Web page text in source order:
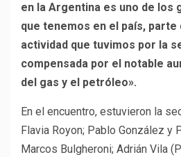
en la Argentina es uno de los
que tenemos en el país, parte
actividad que tuvimos por la
compensada por el notable
del gas y el petróleo».
En el encuentro, estuvieron la
Flavia Royon; Pablo González y
Marcos Bulgheroni; Adrián Vila